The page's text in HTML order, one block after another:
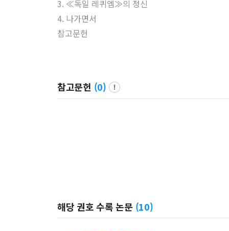
3. ≪독일 레퀴엠≫의 정신
4. 나가면서
참고문헌
참고문헌 (0)
해당 권호 수록 논문 (10)